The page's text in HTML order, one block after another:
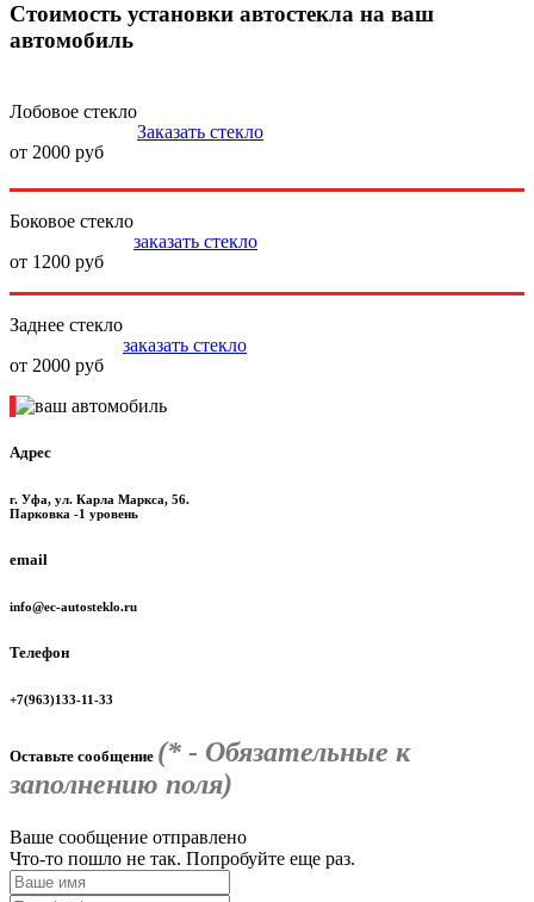
Стоимость установки автостекла на ваш
автомобиль
Лобовое стекло
от 2000 руб
Заказать стекло
Боковое стекло
от 1200 руб
заказать стекло
Заднее стекло
от 2000 руб
заказать стекло
Адрес
г. Уфа, ул. Карла Маркса, 56.
Парковка -1 уровень
email
info@ec-autosteklo.ru
Телефон
+7(963)133-11-33
Оставьте сообщение (* - Обязательные к
заполнению поля)
Ваше сообщение отправлено
Что-то пошло не так. Попробуйте еще раз.